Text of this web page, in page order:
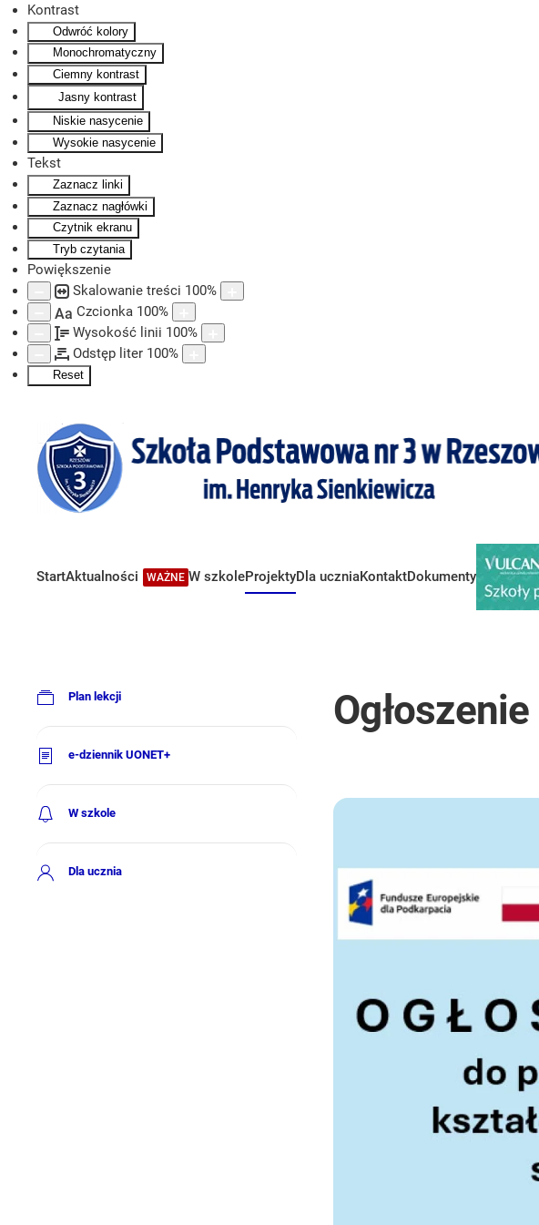
Kontrast
Odwróć kolory
Monochromatyczny
Ciemny kontrast
Jasny kontrast
Niskie nasycenie
Wysokie nasycenie
Tekst
Zaznacz linki
Zaznacz nagłówki
Czytnik ekranu
Tryb czytania
Powiększenie
Skalowanie treści 100%
Aa Czcionka 100%
Wysokość linii 100%
Odstęp liter 100%
Reset
Skip to main content
StartAktualności WAŻNE W szkoleProjektyDla uczniaKontaktDokumenty
Plan lekcji
e-dziennik UONET+
W szkole
Dla ucznia